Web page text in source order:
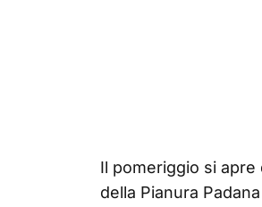
Il pomeriggio si apre
della Pianura